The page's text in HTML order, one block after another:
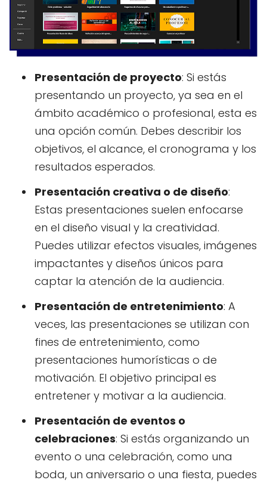
Presentación de proyecto: Si estás
presentando un proyecto, ya sea en el
ámbito académico o profesional, esta es
una opción común. Debes describir los
objetivos, el alcance, el cronograma y los
resultados esperados.
Presentación creativa o de diseño:
Estas presentaciones suelen enfocarse
en el diseño visual y la creatividad.
Puedes utilizar efectos visuales, imágenes
impactantes y diseños únicos para
captar la atención de la audiencia.
Presentación de entretenimiento: A
veces, las presentaciones se utilizan con
fines de entretenimiento, como
presentaciones humorísticas o de
motivación. El objetivo principal es
entretener y motivar a la audiencia.
Presentación de eventos o
celebraciones: Si estás organizando un
evento o una celebración, como una
boda, un aniversario o una fiesta, puedes